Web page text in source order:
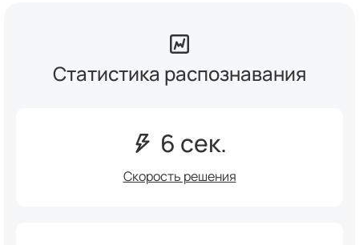
Статистика распознавания
6 сек.
Скорость решения